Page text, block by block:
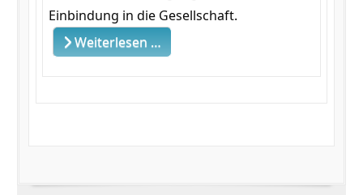
Einbindung in die Gesellschaft.
Weiterlesen …